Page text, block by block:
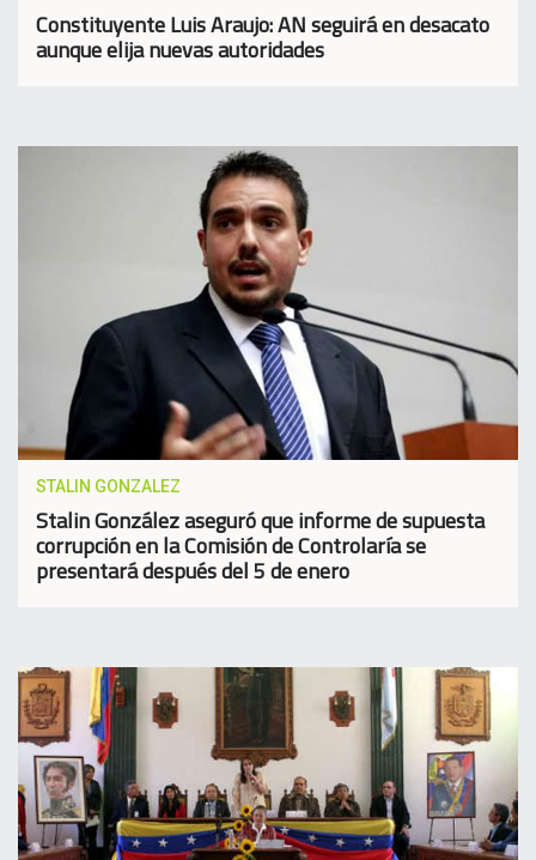
Constituyente Luis Araujo: AN seguirá en desacato
aunque elija nuevas autoridades
STALIN GONZALEZ
Stalin González aseguró que informe de supuesta
corrupción en la Comisión de Controlaría se
presentará después del 5 de enero